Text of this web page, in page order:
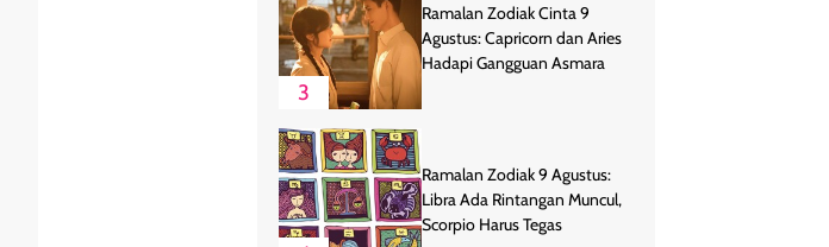
3
Ramalan Zodiak Cinta 9
Agustus: Capricorn dan Aries
Hadapi Gangguan Asmara
Ramalan Zodiak 9 Agustus:
Libra Ada Rintangan Muncul,
Scorpio Harus Tegas